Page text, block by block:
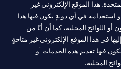
هذا الموقع الإلكتروني غير
في أي دولةٍ يكون فيها هذا
أو اللوائح المحلية، كما أن أيًا من
في هذا الموقع الإلكتروني غير متاحةٍ
فيها تقديم هذه الخدمات أو
المحلية.